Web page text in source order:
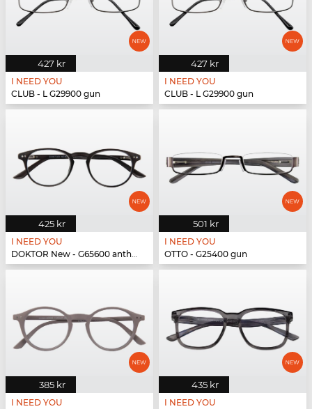
427 kr
I NEED YOU
CLUB - L G29900 gun
427 kr
I NEED YOU
CLUB - L G29900 gun
425 kr
I NEED YOU
DOKTOR New - G65600 anthrazit
501 kr
I NEED YOU
OTTO - G25400 gun
385 kr
I NEED YOU
435 kr
I NEED YOU